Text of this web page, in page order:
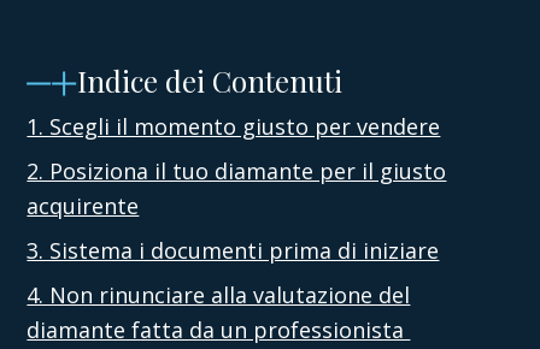
Indice dei Contenuti
1. Scegli il momento giusto per vendere
2. Posiziona il tuo diamante per il giusto
acquirente
3. Sistema i documenti prima di iniziare
4. Non rinunciare alla valutazione del
diamante fatta da un professionista